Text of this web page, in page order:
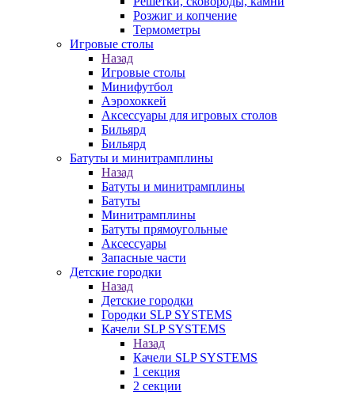
Розжиг и копчение
Термометры
Игровые столы
Назад
Игровые столы
Минифутбол
Аэрохоккей
Аксессуары для игровых столов
Бильяpд
Бильяpд
Батуты и минитрамплины
Назад
Батуты и минитрамплины
Батуты
Минитрамплины
Батуты прямоугольные
Аксессуары
Запасные части
Детские городки
Назад
Детские городки
Городки SLP SYSTEMS
Качели SLP SYSTEMS
Назад
Качели SLP SYSTEMS
1 секция
2 секции